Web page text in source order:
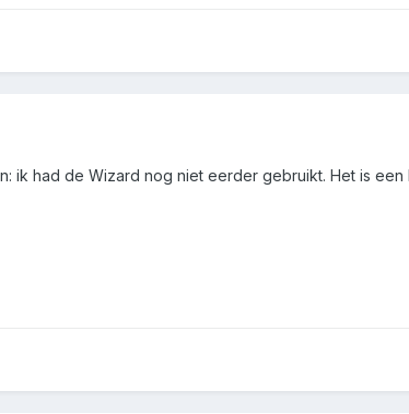
ik had de Wizard nog niet eerder gebruikt. Het is